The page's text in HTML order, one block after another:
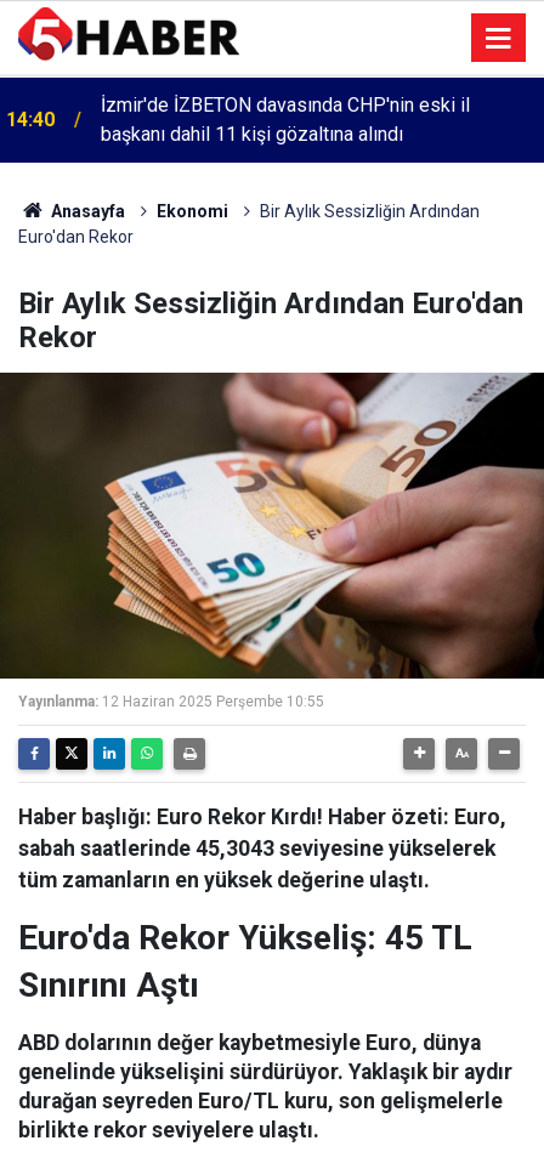
14:40
İzmir'de İZBETON davasında CHP'nin eski il
başkanı dahil 11 kişi gözaltına alındı
Anasayfa Ekonomi
Bir Aylık Sessizliğin Ardından
Euro'dan Rekor
Bir Aylık Sessizliğin Ardından Euro'dan
Rekor
Yayınlanma: 12 Haziran 2025 Perşembe 10:55
Haber başlığı: Euro Rekor Kırdı! Haber özeti: Euro,
sabah saatlerinde 45,3043 seviyesine yükselerek
tüm zamanların en yüksek değerine ulaştı.
Euro'da Rekor Yükseliş: 45 TL
Sınırını Aştı
ABD dolarının değer kaybetmesiyle Euro, dünya
genelinde yükselişini sürdürüyor. Yaklaşık bir aydır
durağan seyreden Euro/TL kuru, son gelişmelerle
birlikte rekor seviyelere ulaştı.